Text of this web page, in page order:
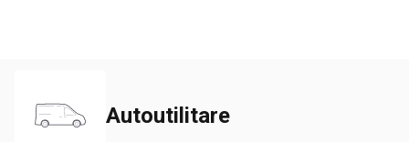
Autoutilitare